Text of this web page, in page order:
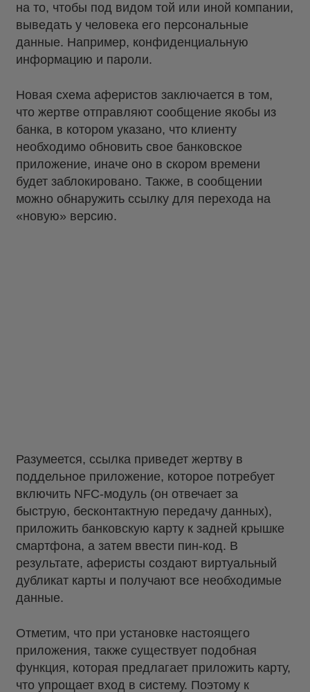
на то, чтобы под видом той или иной компании,
выведать у человека его персональные
данные. Например, конфиденциальную
информацию и пароли.
Новая схема аферистов заключается в том,
что жертве отправляют сообщение якобы из
банка, в котором указано, что клиенту
необходимо обновить свое банковское
приложение, иначе оно в скором времени
будет заблокировано. Также, в сообщении
можно обнаружить ссылку для перехода на
«новую» версию.
Разумеется, ссылка приведет жертву в
поддельное приложение, которое потребует
включить NFC-модуль (он отвечает за
быструю, бесконтактную передачу данных),
приложить банковскую карту к задней крышке
смартфона, а затем ввести пин-код. В
результате, аферисты создают виртуальный
дубликат карты и получают все необходимые
данные.
Отметим, что при установке настоящего
приложения, также существует подобная
функция, которая предлагает приложить карту,
что упрощает вход в систему. Поэтому к